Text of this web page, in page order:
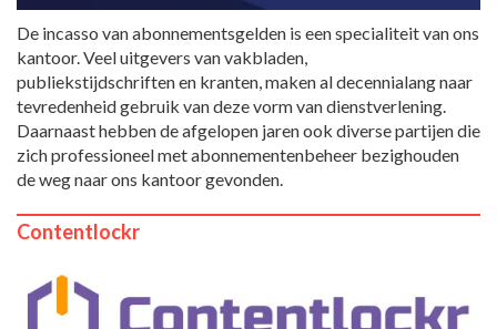
De incasso van abonnementsgelden is een specialiteit van ons
kantoor. Veel uitgevers van vakbladen,
publiekstijdschriften en kranten, maken al decennialang naar
tevredenheid gebruik van deze vorm van dienstverlening.
Daarnaast hebben de afgelopen jaren ook diverse partijen die
zich professioneel met abonnementenbeheer bezighouden
de weg naar ons kantoor gevonden.
Contentlockr